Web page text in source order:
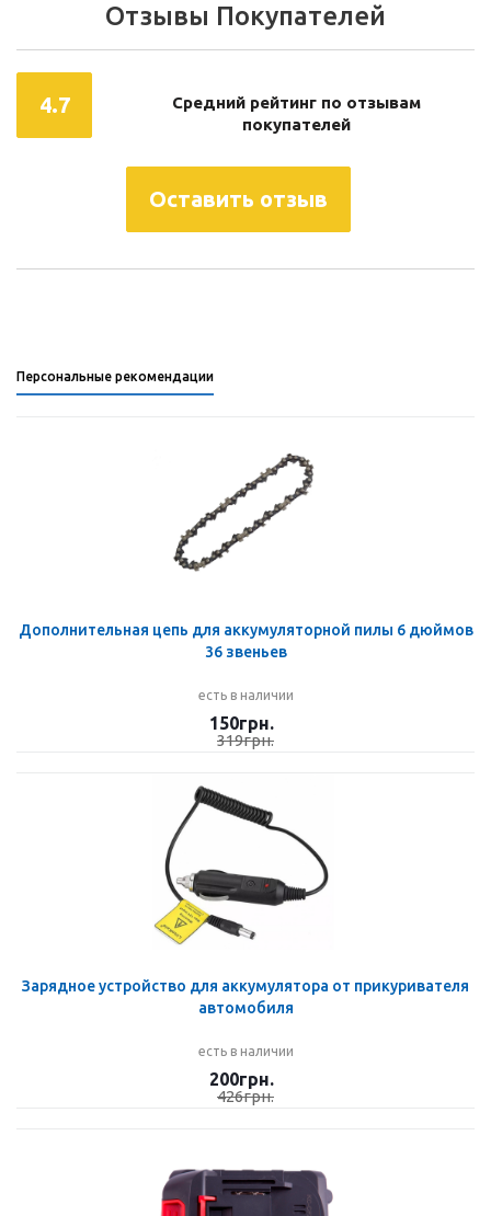
Отзывы Покупателей
4.7
Средний рейтинг по отзывам
покупателей
Оставить отзыв
Персональные рекомендации
Дополнительная цепь для аккумуляторной пилы 6 дюймов
36 звеньев
есть в наличии
150грн.
319грн.
Зарядное устройство для аккумулятора от прикуривателя
автомобиля
есть в наличии
200грн.
426грн.